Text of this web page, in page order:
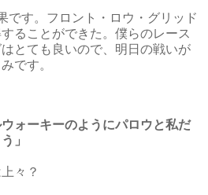
す。フロント・ロウ・グリッド
ることができた。僕らのレース
とても良いので、明日の戦いが
です。
ウォーキーのようにパロウと私だ
」
々？